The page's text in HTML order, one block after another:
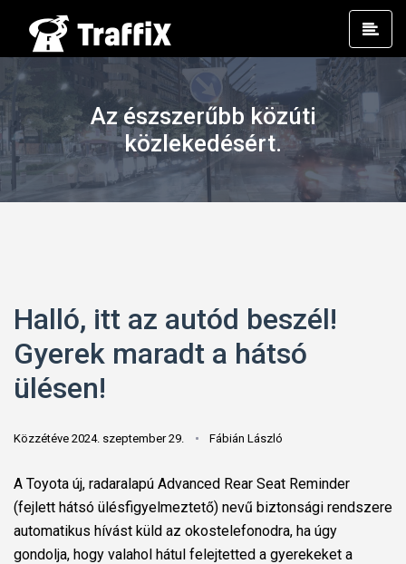
Az észszerűbb közúti
közlekedésért.
Halló, itt az autód beszél!
Gyerek maradt a hátsó
ülésen!
Közzétéve 2024. szeptember 29. Fábián László
A Toyota új, radaralapú Advanced Rear Seat Reminder
(fejlett hátsó ülésfigyelmeztető) nevű biztonsági rendszere
automatikus hívást küld az okostelefonodra, ha úgy
gondolja, hogy valahol hátul felejtetted a gyerekeket a